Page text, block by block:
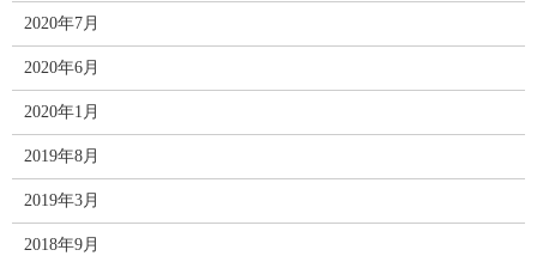
2020年7月
2020年6月
2020年1月
2019年8月
2019年3月
2018年9月